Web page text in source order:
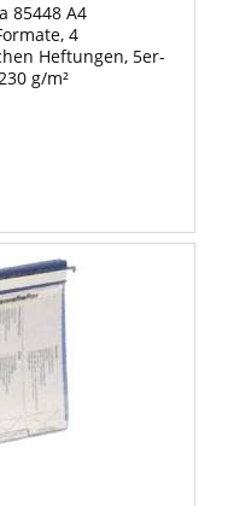
85448 A4
4
Heftungen, 5er-
g/m²